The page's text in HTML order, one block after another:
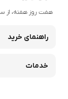
هفت روز هفته، از ساعت 7 الی 22 پاسخگوی
راهنمای خرید
خدمات